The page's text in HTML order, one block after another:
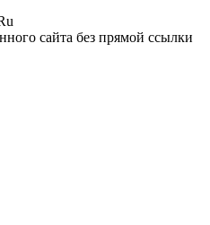
сайта без прямой ссылки